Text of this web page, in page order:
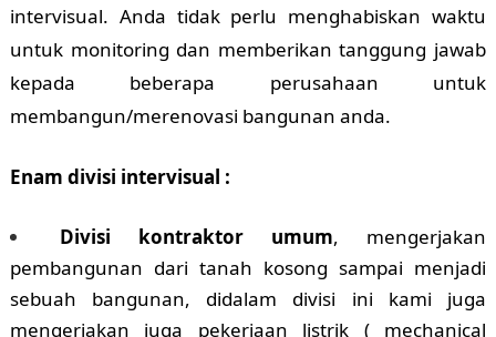
intervisual. Anda tidak perlu menghabiskan waktu
untuk monitoring dan memberikan tanggung jawab
kepada beberapa perusahaan untuk
membangun/merenovasi bangunan anda.
Enam divisi intervisual :
Divisi kontraktor umum, mengerjakan
pembangunan dari tanah kosong sampai menjadi
sebuah bangunan, didalam divisi ini kami juga
mengerjakan juga pekerjaan listrik ( mechanical